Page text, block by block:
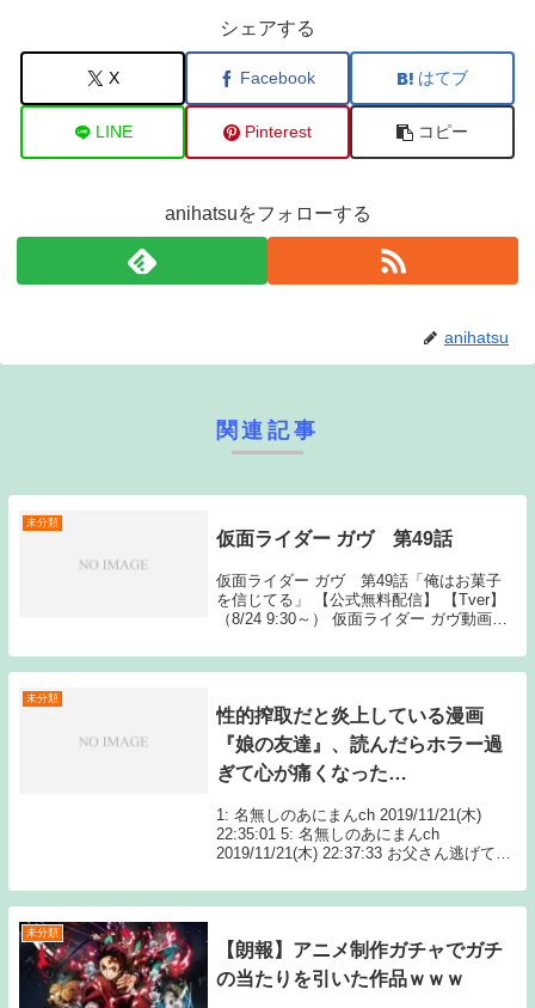
シェアする
X Facebook はてブ
LINE Pinterest コピー
anihatsuをフォローする
anihatsu
関連記事
未分類
仮面ライダー ガヴ 第49話
仮面ライダー ガヴ 第49話「俺はお菓子
を信じてる」 【公式無料配信】 【Tver】
（8/24 9:30～） 仮面ライダー ガヴ動画一
ヴ 第49話
未分類
性的搾取だと炎上している漫画
『娘の友達』、読んだらホラー過
ぎて心が痛くなった…
1: 名無しのあにまんch 2019/11/21(木)
22:35:01 5: 名無しのあにまんch
2019/11/21(木) 22:37:33 お父さん逃げて！
Source: あ...
未分類
【朗報】アニメ制作ガチャでガチ
の当たりを引いた作品ｗｗｗ